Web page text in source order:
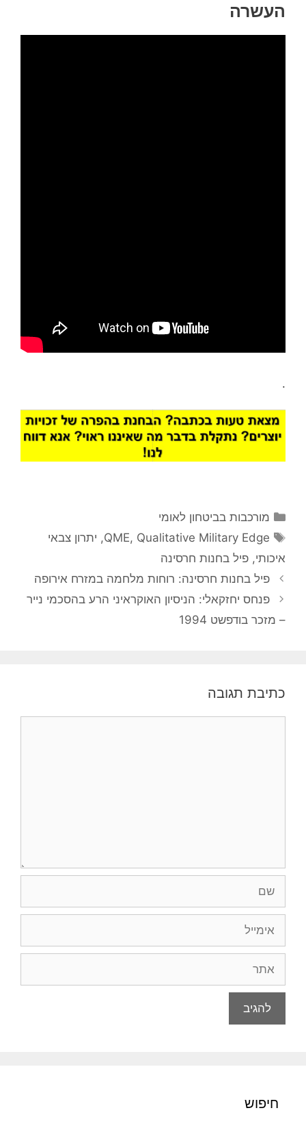
העשרה
.
קטגוריות
מורכבות בביטחון לאומי
תגיות
QME, Qualitative Military Edge
, יתרון צבאי
איכותי, פיל בחנות חרסינה
פיל בחנות חרסינה: רוחות מלחמה במזרח אירופה
פנחס יחזקאלי: הניסיון האוקראיני הרע בהסכמי נייר
– מזכר בודפשט 1994
כתיבת תגובה
חיפוש